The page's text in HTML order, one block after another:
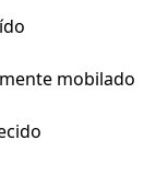
mobilado